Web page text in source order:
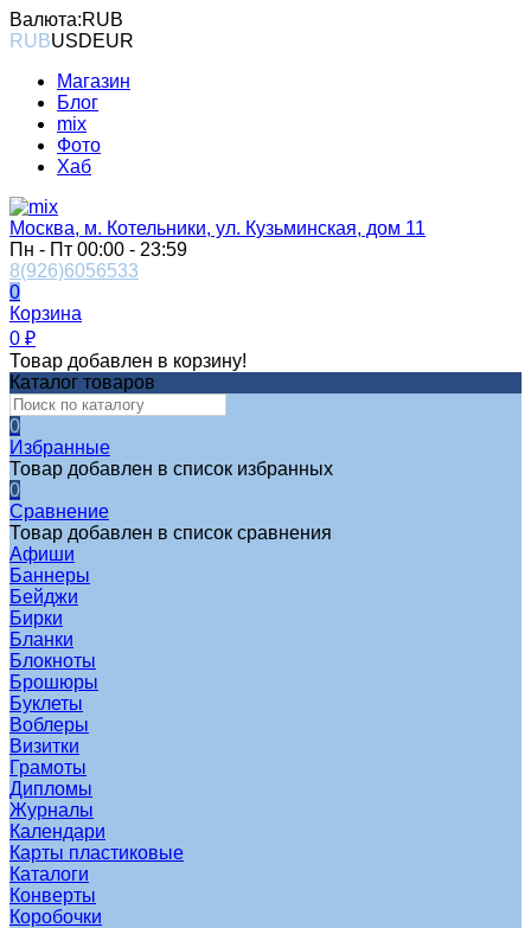
Валюта:RUB
RUBUSDEUR
Магазин
Блог
mix
Фото
Хаб
Москва, м. Котельники, ул. Кузьминская, дом 11
Пн - Пт 00:00 - 23:59
8(926)6056533
0
Корзина
0 ₽
Товар добавлен в корзину!
Каталог товаров
0
Избранные
Товар добавлен в список избранных
0
Сравнение
Товар добавлен в список сравнения
Афиши
Баннеры
Бейджи
Бирки
Бланки
Блокноты
Брошюры
Буклеты
Воблеры
Визитки
Грамоты
Дипломы
Журналы
Календари
Карты пластиковые
Каталоги
Конверты
Коробочки